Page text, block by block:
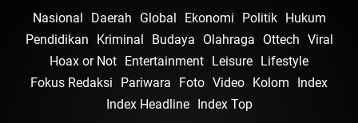
Nasional Daerah Global Ekonomi Politik
Hukum
Pendidikan
Kriminal Budaya Olahraga Ottech Viral
Hoax or Not
Entertainment Leisure
Lifestyle
Fokus Redaksi
Pariwara Foto Video Kolom
Index
Index Headline
Index Top